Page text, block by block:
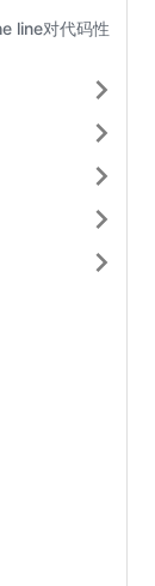
line对代码性